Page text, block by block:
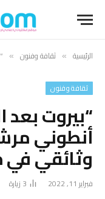
الرئيسية » ثقافة وفنون »
ثقافة وفنون
أنطوني
وثائقي
فبراير 11, 2022 3 زيارة